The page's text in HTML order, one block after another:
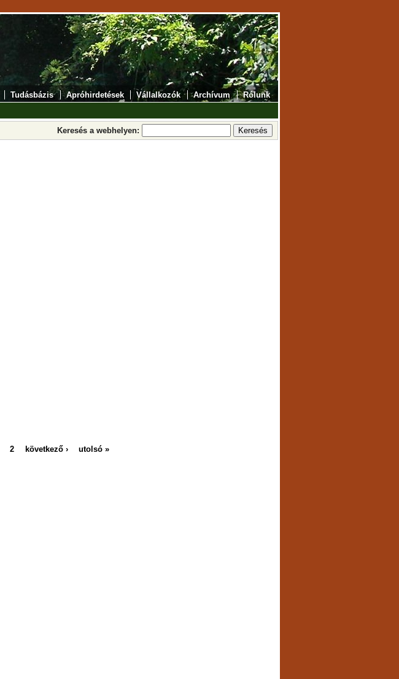
Tudásbázis Apróhirdetések Vállalkozók Archívum Rólunk
Keresés a webhelyen:
2 következő › utolsó »